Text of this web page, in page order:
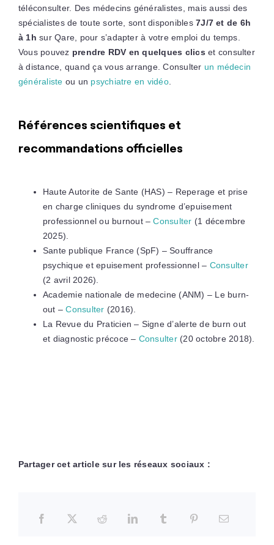
téléconsulter. Des médecins généralistes, mais aussi des
spécialistes de toute sorte, sont disponibles7J/7 et de 6h
à 1h sur Qare, pour s’adapter à votre emploi du temps.
Vous pouvez prendre RDV en quelques clics et consulter
à distance, quand ça vous arrange. Consulter un médecin
généraliste ou un psychiatre en vidéo.
Références scientifiques et
recommandations officielles
Haute Autorite de Sante (HAS) – Reperage et prise
en charge cliniques du syndrome d’epuisement
professionnel ou burnout –Consulter (1 décembre
2025).
Sante publique France (SpF) – Souffrance
psychique et epuisement professionnel – Consulter
(2 avril 2026).
Academie nationale de medecine (ANM) – Le burn-
out –Consulter (2016).
La Revue du Praticien – Signe d’alerte de burn out
et diagnostic précoce – Consulter(20 octobre 2018).
Partager cet article sur les réseaux sociaux :